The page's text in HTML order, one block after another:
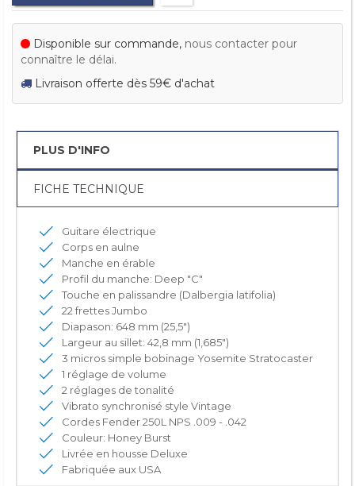
Disponible sur commande, nous contacter pour
connaître le délai.
Livraison offerte dès 59€ d'achat
PLUS D'INFO
FICHE TECHNIQUE
Guitare électrique
Corps en aulne
Manche en érable
Profil du manche: Deep "C"
Touche en palissandre (Dalbergia latifolia)
22 frettes Jumbo
Diapason: 648 mm (25,5")
Largeur au sillet: 42,8 mm (1,685")
3 micros simple bobinage Yosemite Stratocaster
1 réglage de volume
2 réglages de tonalité
Vibrato synchronisé style Vintage
Cordes Fender 250L NPS .009 - .042
Couleur: Honey Burst
Livrée en housse Deluxe
Fabriquée aux USA